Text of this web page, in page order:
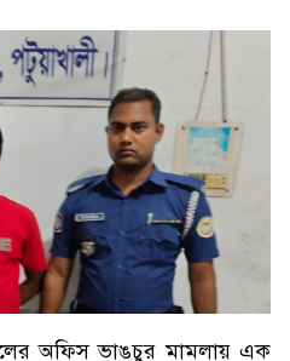
অফিস ভাঙচুর মামলায় এক